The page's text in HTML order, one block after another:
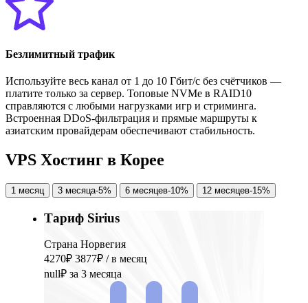
Безлимитный трафик
Используйте весь канал от 1 до 10 Гбит/с без счётчиков —
платите только за сервер. Топовые NVMe в RAID10
справляются с любыми нагрузками игр и стриминга.
Встроенная DDoS-фильтрация и прямые маршруты к
азиатским провайдерам обеспечивают стабильность.
VPS Хостинг в Корее
1 месяц 3 месяца-5% 6 месяцев-10% 12 месяцев-15%
Тариф Sirius
Страна Норвегия
4270₽ 3877₽ / в месяц
null₽ за 3 месяца